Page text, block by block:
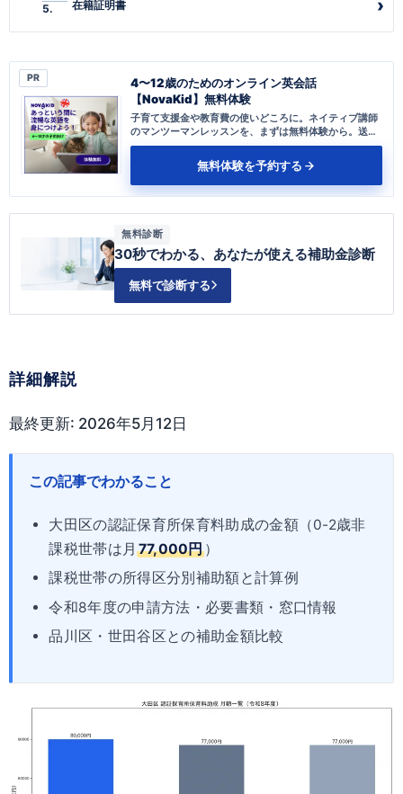
在籍証明書
PR
4〜12歳のためのオンライン英会話
【NovaKid】無料体験
子育て支援金や教育費の使いどころに。ネイティブ講師
のマンツーマンレッスンを、まずは無料体験から。送り
迎え不要、自宅で完結します。
無料体験を予約する
無料診断
30秒でわかる、あなたが使える補助金診断
無料で診断する
詳細解説
最終更新: 2026年5月12日
この記事でわかること
大田区の認証保育所保育料助成の金額（0-2歳非
課税世帯は月77,000円）
課税世帯の所得区分別補助額と計算例
令和8年度の申請方法・必要書類・窓口情報
品川区・世田谷区との補助金額比較